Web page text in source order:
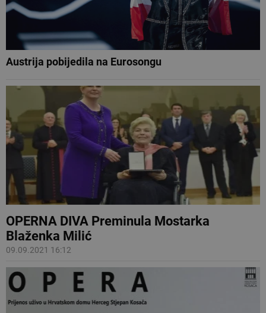
Austrija pobijedila na Eurosongu
OPERNA DIVA Preminula Mostarka
Blaženka Milić
09.09.2021 16:12